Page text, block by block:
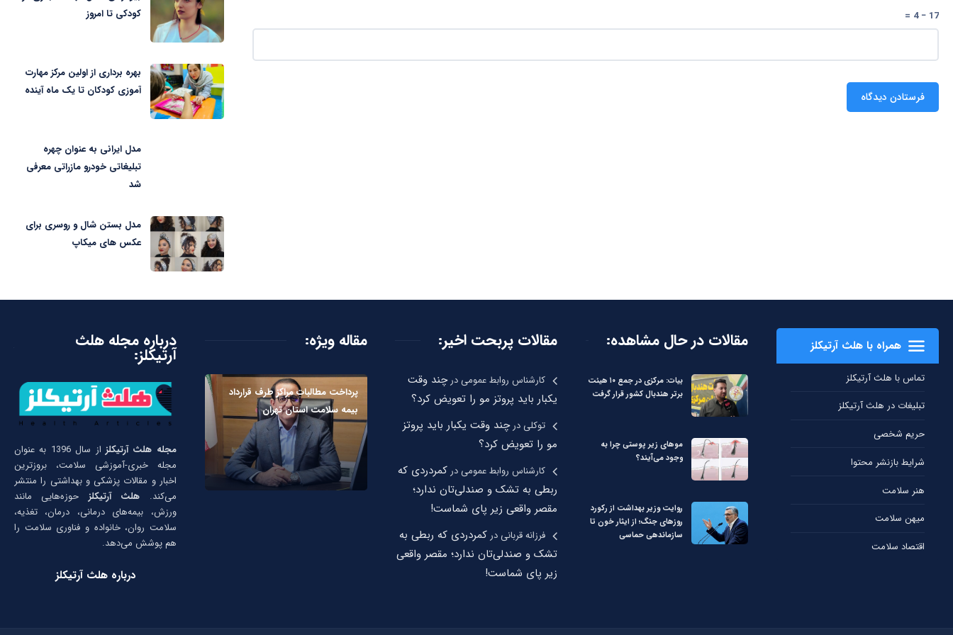
17 − 4 =
کودکی تا امروز
بهره برداری از اولین مرکز مهارت
آموزی کودکان تا یک ماه آینده
مدل ایرانی به عنوان چهره
تبلیغاتی خودرو مازراتی معرفی
شد
مدل بستن شال و روسری برای
عکس های میکاپ
همراه با هلث آرتیکلز
تماس با هلث آرتیکلز
تبلیغات در هلث آرتیکلز
حریم شخصی
شرایط بازنشر محتوا
هنر سلامت
میهن سلامت
اقتصاد سلامت
مقالات در حال مشاهده:
بیات: مرکزی در جمع ۱۰ هیئت
برتر هندبال کشور قرار گرفت
مو‌های زیر پوستی چرا به
وجود می‌آیند؟
روایت وزیر بهداشت از رکورد
روزهای جنگ؛ از ایثار خون تا
سازماندهی حماسی
مقالات پربحت اخیر:
کارشناس روابط عمومیدرچند وقت
یکبار باید پروتز مو را تعویض کرد؟
توکلیدرچند وقت یکبار باید پروتز
مو را تعویض کرد؟
کارشناس روابط عمومیدر کمردردی که
ربطی به تشک و صندلی‌تان ندارد؛
مقصر واقعی زیر پای شماست!
فرزانه قربانیدر کمردردی که ربطی به
تشک و صندلی‌تان ندارد؛ مقصر واقعی
زیر پای شماست!
مقاله ویژه:
پرداخت مطالبات مراکز طرف قرارداد
بیمه سلامت استان تهران
درباره مجله هلث
آرتیکلز:
مجله هلث آرتیکلز
از سال 1396 به عنوان
مجله خبری-آموزشی سلامت، بروزترین
اخبار و مقالات پزشکی و بهداشتی را منتشر
می‌کند. هلث آرتیکلز حوزه‌هایی مانند
ورزش، بیمه‌های درمانی، درمان، تغذیه،
سلامت روان، خانواده و فناوری سلامت را
هم پوشش می‌دهد.
درباره هلث آرتیکلز